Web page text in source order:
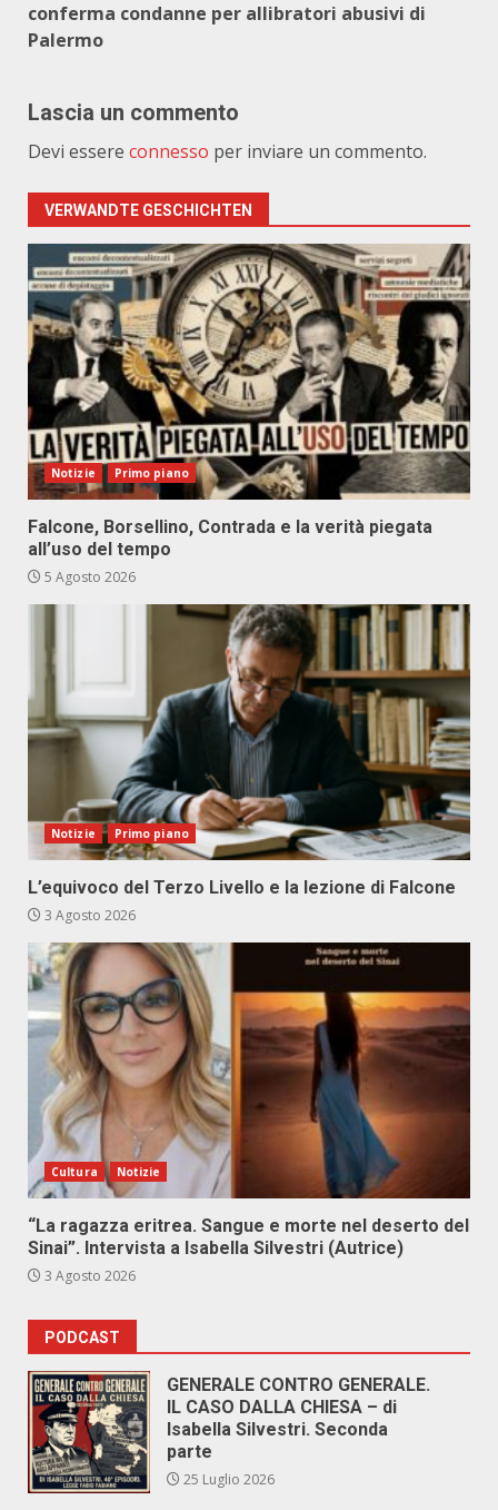
conferma condanne per allibratori abusivi di
Palermo
Lascia un commento
Devi essere connesso per inviare un commento.
VERWANDTE GESCHICHTEN
Notizie Primo piano
Falcone, Borsellino, Contrada e la verità piegata
all’uso del tempo
5 Agosto 2026
Notizie Primo piano
L’equivoco del Terzo Livello e la lezione di Falcone
3 Agosto 2026
Cultura Notizie
“La ragazza eritrea. Sangue e morte nel deserto del
Sinai”. Intervista a Isabella Silvestri (Autrice)
3 Agosto 2026
PODCAST
GENERALE CONTRO GENERALE.
IL CASO DALLA CHIESA – di
Isabella Silvestri. Seconda
parte
25 Luglio 2026